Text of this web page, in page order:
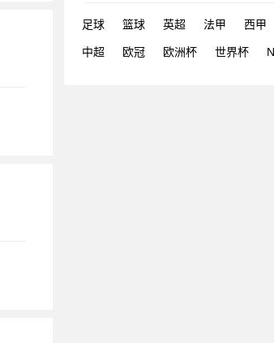
足球 篮球 英超 法甲 西甲
中超 欧冠 欧洲杯 世界杯